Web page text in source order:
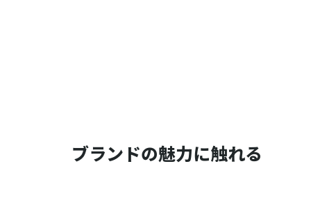
ブランドの魅力に触れる